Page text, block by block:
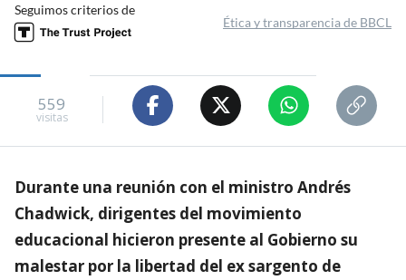
Seguimos criterios de
Ética y transparencia de BBCL
559
visitas
Durante una reunión con el ministro Andrés
Chadwick, dirigentes del movimiento
educacional hicieron presente al Gobierno su
malestar por la libertad del ex sargento de